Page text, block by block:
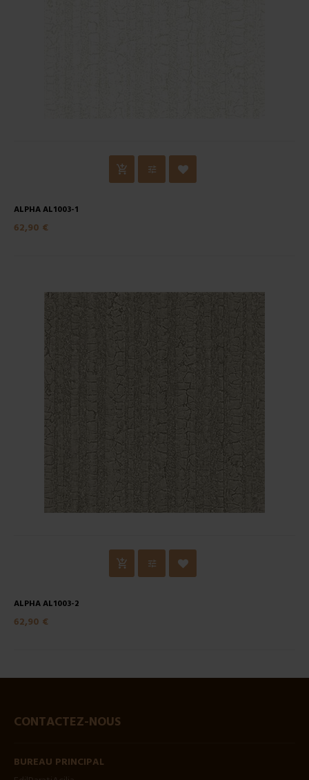
ALPHA AL1003-1
62,90 €
ALPHA AL1003-2
62,90 €
CONTACTEZ-NOUS
BUREAU PRINCIPAL